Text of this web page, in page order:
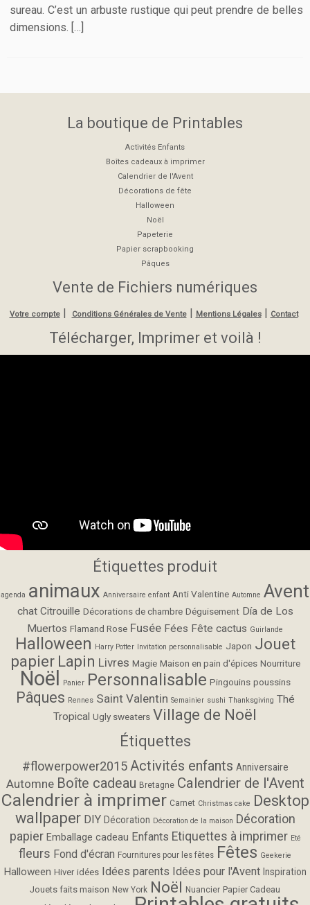
sureau. C’est un arbuste rustique qui peut prendre de belles
dimensions. […]
La boutique de Printables
Activités Enfants
Boîtes cadeaux à imprimer
Calendrier de l'Avent
Décorations de fête
Halloween
Noël
Papeterie
Papier scrapbooking
Pâques
Vente de Fichiers numériques
Votre compte| Conditions Générales de Vente| Mentions Légales | Contact
Télécharger, Imprimer et voilà !
Étiquettes produit
agenda animaux Anniversaire enfant Anti Valentine Automne Avent
chat Citrouille Décorations de chambre Déguisement Día de Los
Muertos Flamand Rose Fusée Fées Fête cactus Guirlande
Halloween Harry Potter Invitation personnalisable Japon Jouet
papier Lapin Livres Magie Maison en pain d'épices Nourriture
Noël Panier Personnalisable Pingouins poussins
Pâques Rennes Saint Valentin Semainier sushi Thanksgiving Thé
Tropical Ugly sweaters Village de Noël
Étiquettes
#flowerpower2015 Activités enfants Anniversaire
Automne Boîte cadeau Bretagne Calendrier de l'Avent
Calendrier à imprimer Carnet Christmas cake Desktop
wallpaper DIY Décoration Décoration de la maison Décoration
papier Emballage cadeau Enfants Etiquettes à imprimer Eté
fleurs Fond d'écran Fournitures pour les fêtes Fêtes Geekerie
Halloween Hiver idées Idées parents Idées pour l'Avent Inspiration
Jouets faits maison New York Noël Nuancier Papier Cadeau